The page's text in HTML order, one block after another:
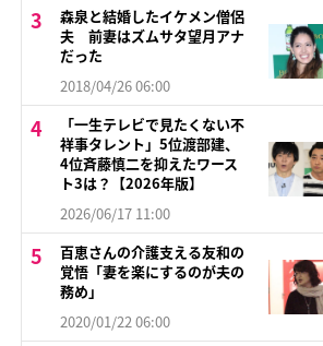
森泉と結婚したイケメン僧侶
夫 前妻はズムサタ望月アナ
だった
2018/04/26 06:00
「一生テレビで見たくない不
祥事タレント」5位渡部建、
4位斉藤慎二を抑えたワース
ト3は？【2026年版】
2026/06/17 11:00
百恵さんの介護支える友和の
覚悟「妻を楽にするのが夫の
務め」
2020/01/22 06:00